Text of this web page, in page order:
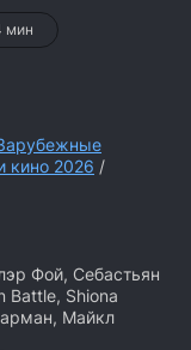
мин
кино 2026 /
Фой, Себастьян
Battle, Shiona
Майкл